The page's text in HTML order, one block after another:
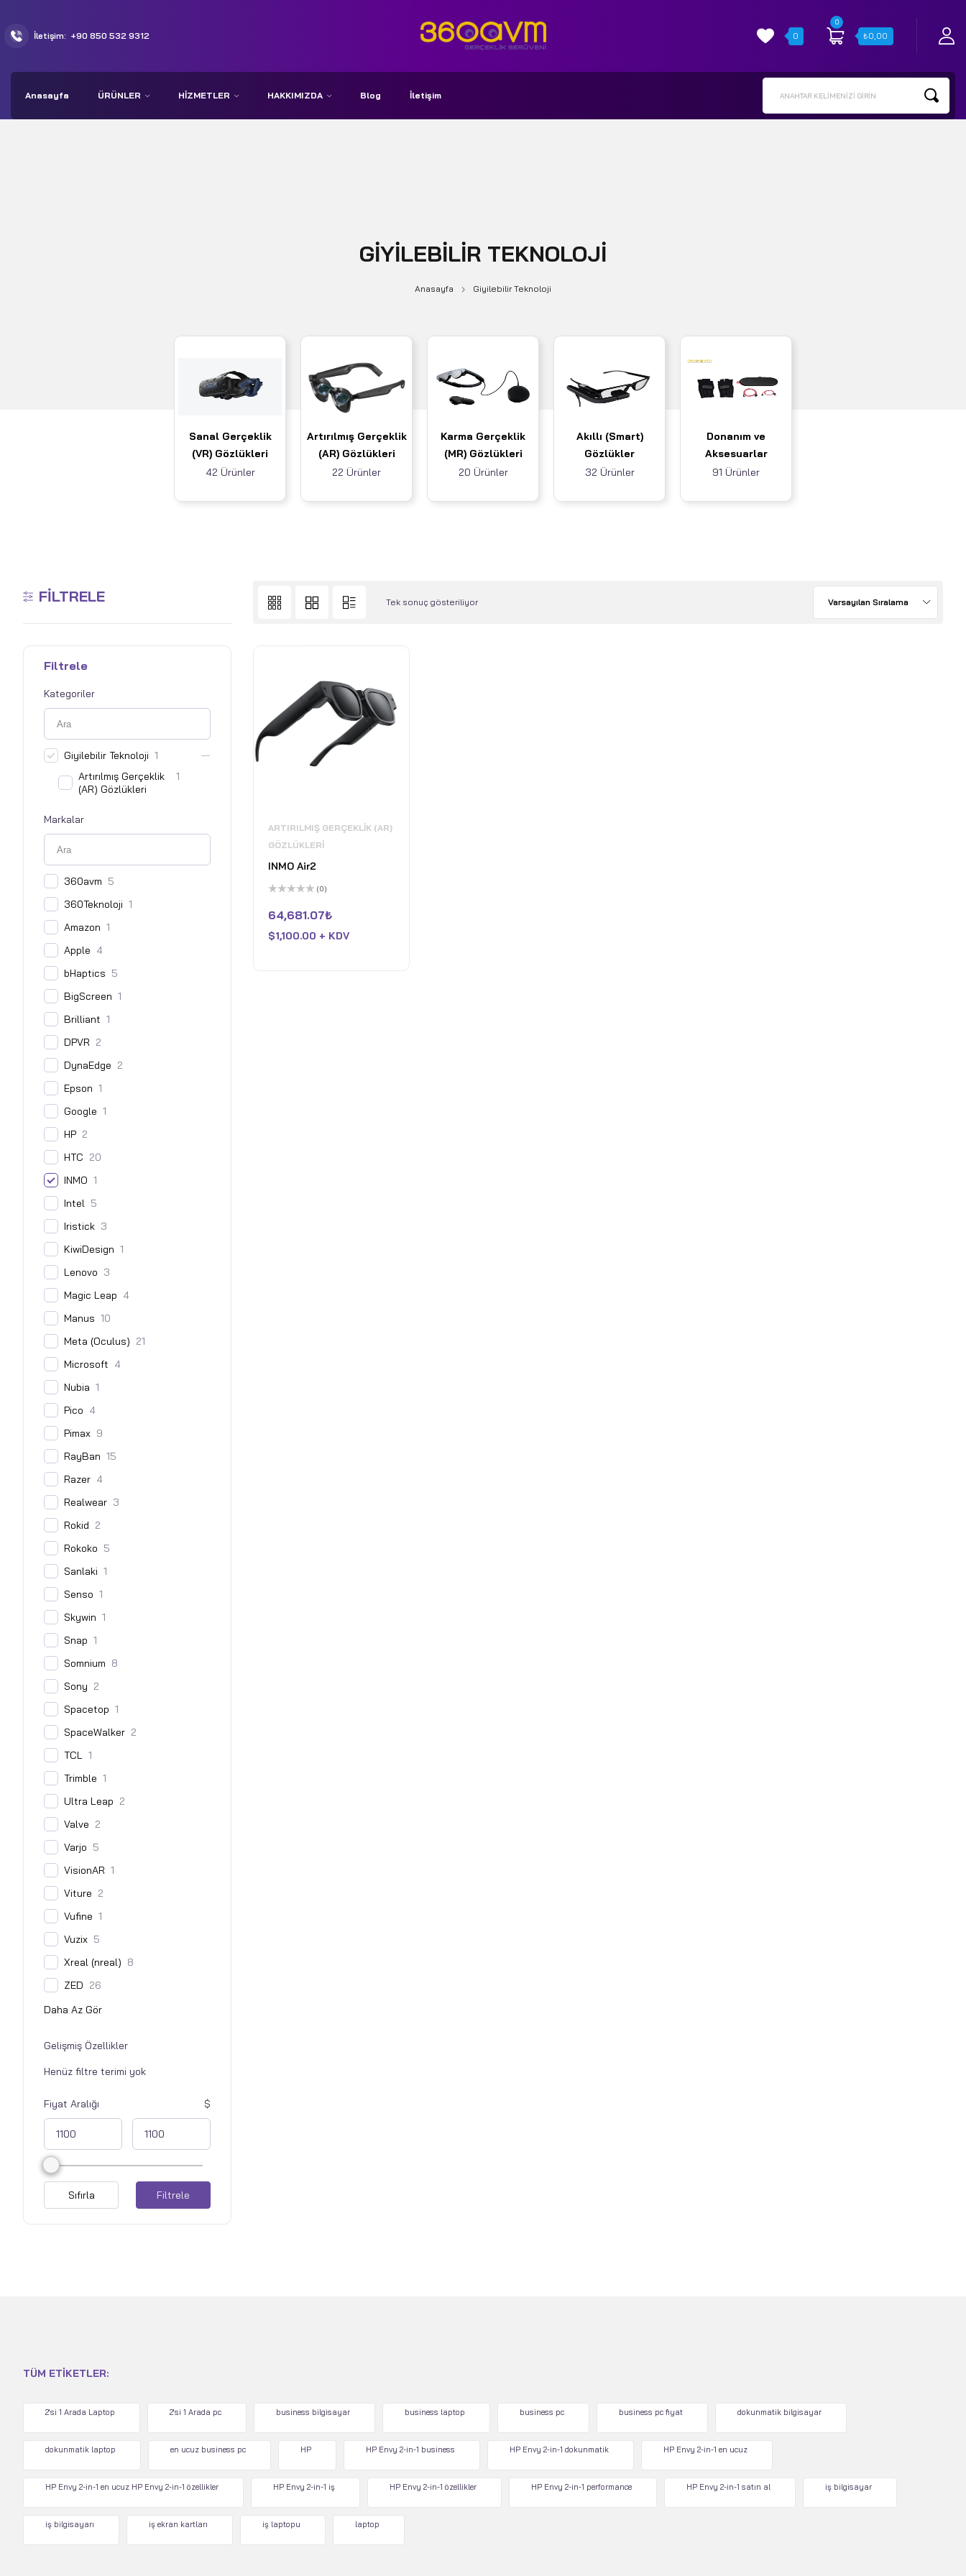
İletişim: +90 850 532 9312 0
0
₺0,00
Anasayfa ÜRÜNLER HIZMETLER HAKKIMIZDA Blog İletişim ANAHTAR KELIMENIZI GIRIN
GIYILEBILIR TEKNOLOJI
Anasayfa Giyilebilir Teknoloji
Sanal Gerçeklik
(VR) Gözlükleri
42 Ürünler
Artırılmış Gerçeklik
(AR) Gözlükleri
22 Ürünler
Karma Gerçeklik
(MR) Gözlükleri
20 Ürünler
Akıllı (Smart)
Gözlükler
32 Ürünler
Donanım ve
Aksesuarlar
91 Ürünler
FILTRELE
Filtrele
Kategoriler
Giyilebilir Teknoloji 1
Artırılmış Gerçeklik
(AR) Gözlükleri
1
Markalar
360avm 5
360Teknoloji 1
Amazon 1
Apple 4
bHaptics 5
BigScreen 1
Brilliant 1
DPVR 2
DynaEdge 2
Epson 1
Google 1
HP 2
HTC 20
INMO 1
Intel 5
Iristick 3
KiwiDesign 1
Lenovo 3
Magic Leap 4
Manus 10
Meta (Oculus) 21
Microsoft 4
Nubia 1
Pico 4
Pimax 9
RayBan 15
Razer 4
Realwear 3
Rokid 2
Rokoko 5
Sanlaki 1
Senso 1
Skywin 1
Snap 1
Somnium 8
Sony 2
Spacetop 1
SpaceWalker 2
TCL 1
Trimble 1
Ultra Leap 2
Valve 2
Varjo 5
VisionAR 1
Viture 2
Vufine 1
Vuzix 5
Xreal (nreal) 8
ZED 26
Gelişmiş Özellikler
Fiyat Aralığı
Filtrele
Sıfırla
Tek sonuç gösteriliyor Varsayılan Sıralama
ARTIRILMIŞ GERÇEKLIK (AR)
GÖZLÜKLERI
INMO Air2
üzerinden
0
aldı
(0)
64,681.07₺
$1,100.00 + KDV
TÜM ETIKETLER:
2'si 1 Arada Laptop 2'si 1 Arada pc business bilgisayar business laptop business pc business pc fiyat dokunmatik bilgisayar
dokunmatik laptop en ucuz business pc HP HP Envy 2-in-1 business HP Envy 2-in-1 dokunmatik HP Envy 2-in-1 en ucuz
HP Envy 2-in-1 en ucuz HP Envy 2-in-1 özellikler HP Envy 2-in-1 iş HP Envy 2-in-1 özellikler HP Envy 2-in-1 performance HP Envy 2-in-1 satın al iş bilgisayar
iş bilgisayarı iş ekran kartları iş laptopu laptop